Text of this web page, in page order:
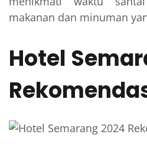
makanan dan minuman
Hotel